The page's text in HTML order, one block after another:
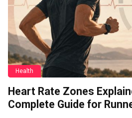
Health
Heart Rate Zones
Complete Guide for